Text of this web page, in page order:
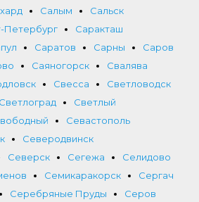
Салым
Сальск
Петербург
Саракташ
Саратов Сарны
Саров
Саяногорск
Свалява
Свесса
Светловодск
Светлоград
Светлый
Севастополь
Северодвинск
Северск Сегежа
Селидово
Семикаракорск
Сергач
Серебряные Пруды
Серов